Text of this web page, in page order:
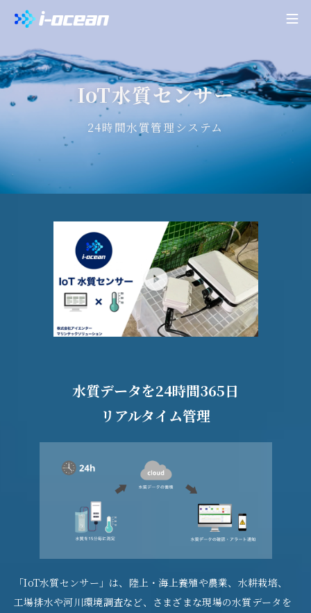
IoT水質センサー
24時間水質管理システム
水質データを24時間365日
リアルタイム管理
「IoT水質センサー」は、陸上・海上養殖や農業、水耕栽培、
工場排水や河川環境調査など、さまざまな現場の水質データを